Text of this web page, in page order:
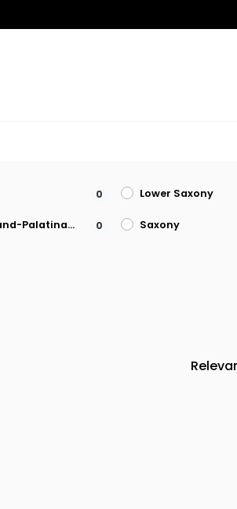
0 Lower Saxony
Rhineland-Palatinate 0 Saxony